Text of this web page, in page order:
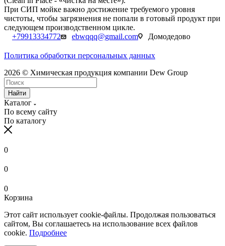
При СИП мойке важно достижение требуемого уровня
чистоты, чтобы загрязнения не попали в готовый продукт при
следующем производственном цикле.
+79913334772
ebwqqq@gmail.com Домодедово
Политика обработки персональных данных
2026 © Химическая продукция компании Dew Group
Найти
Каталог
По всему сайту
По каталогу
0
0
0
Корзина
Этот сайт использует cookie-файлы. Продолжая пользоваться
сайтом, Вы соглашаетесь на использование всех файлов
cookie. Подробнее